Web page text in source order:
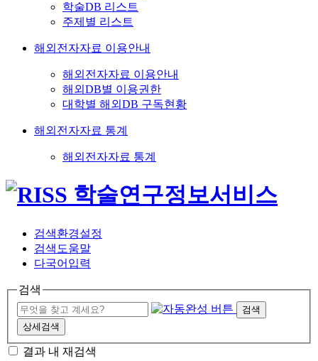
학술DB 리스트
주제별 리스트
해외전자자료 이용안내
해외전자자료 이용안내
해외DB별 이용권한
대학별 해외DB 구독현황
해외전자자료 통계
해외전자자료 통계
검색환경설정
검색도움말
다국어입력
검색
검색
상세검색
결과 내 재검색